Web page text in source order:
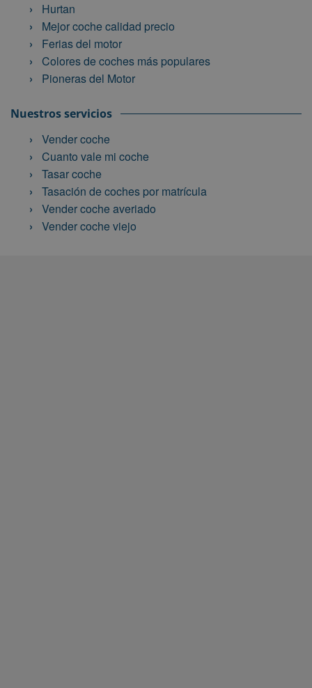
Hurtan
Mejor coche calidad precio
Ferias del motor
Colores de coches más populares
Pioneras del Motor
Nuestros servicios
Vender coche
Cuanto vale mi coche
Tasar coche
Tasación de coches por matrícula
Vender coche averiado
Vender coche viejo